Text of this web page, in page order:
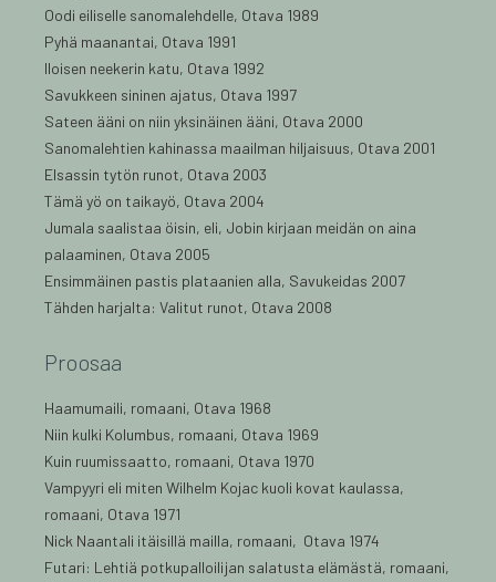
Oodi eiliselle sanomalehdelle, Otava 1989
Pyhä maanantai, Otava 1991
Iloisen neekerin katu, Otava 1992
Savukkeen sininen ajatus, Otava 1997
Sateen ääni on niin yksinäinen ääni, Otava 2000
Sanomalehtien kahinassa maailman hiljaisuus, Otava 2001
Elsassin tytön runot, Otava 2003
Tämä yö on taikayö, Otava 2004
Jumala saalistaa öisin, eli, Jobin kirjaan meidän on aina
palaaminen, Otava 2005
Ensimmäinen pastis plataanien alla, Savukeidas 2007
Tähden harjalta: Valitut runot, Otava 2008
Proosaa
Haamumaili, romaani, Otava 1968
Niin kulki Kolumbus, romaani, Otava 1969
Kuin ruumissaatto, romaani, Otava 1970
Vampyyri eli miten Wilhelm Kojac kuoli kovat kaulassa,
romaani, Otava 1971
Nick Naantali itäisillä mailla, romaani, Otava 1974
Futari: Lehtiä potkupalloilijan salatusta elämästä, romaani,